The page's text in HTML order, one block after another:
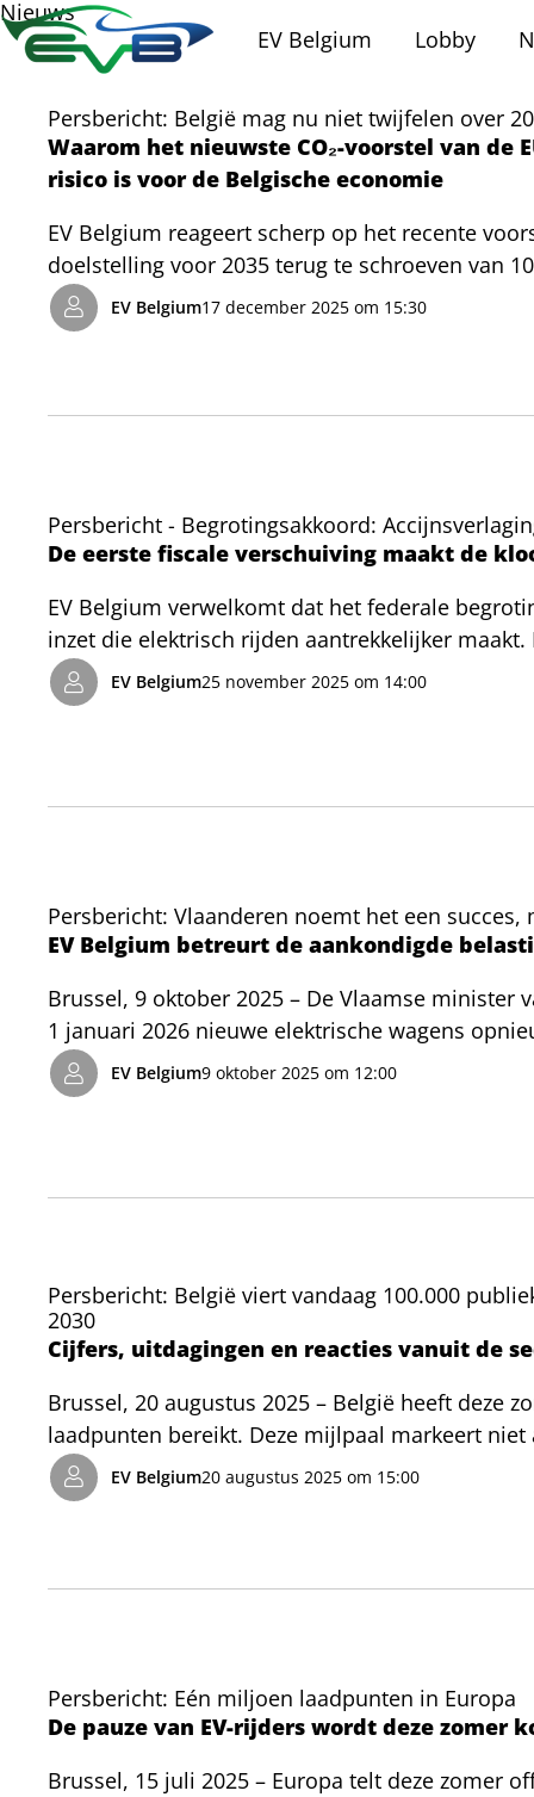
EV Belgium Lobby
Nieuws
Persbericht: België mag nu niet twijfelen over
Waarom het nieuwste CO₂-voorstel van de
risico is voor de Belgische economie
EV Belgium reageert scherp op het recente
doelstelling voor 2035 terug te schroeven van
signaal" dat de economische zekerheid voor
Gezien België’s koploperspositie in
EV Belgium17 december 2025 om 15:30
Persbericht - Begrotingsakkoord:
De eerste fiscale verschuiving maakt de
EV Belgium verwelkomt dat het federale
inzet die elektrisch rijden aantrekkelijker
benzine en diesel en een verlaging van de
het voordeel van de elektrische wagen. Dit is
EV Belgium25 november 2025 om 14:00
Persbericht: Vlaanderen noemt het een
EV Belgium betreurt de aankondigde
Brussel, 9 oktober 2025 – De Vlaamse minister
1 januari 2026 nieuwe elektrische wagens
de minister is de vrijstelling “te succesvol”
onderstreept dat deze maatregel te vroeg
EV Belgium9 oktober 2025 om 12:00
Persbericht: België viert vandaag 100.000
2030
Cijfers, uitdagingen en reacties vanuit de
Brussel, 20 augustus 2025 – België heeft deze
laadpunten bereikt. Deze mijlpaal markeert
elektrificatie van mobiliteit, maar bevestigt
Wat tien jaar geleden begon als een niche voor
figuren uit de sector samen om de
EV-markt.
EV Belgium20 augustus 2025 om 15:00
Persbericht: Eén miljoen laadpunten in Europa
De pauze van EV-rijders wordt deze zomer
Brussel, 15 juli 2025 – Europa telt deze zomer